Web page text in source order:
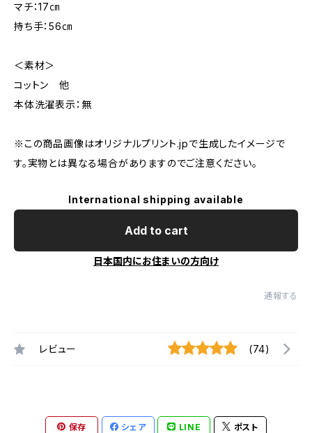
マチ：17㎝
持ち手：56㎝
＜素材＞
コットン 他
本体洗濯表示：無
※この商品画像はオリジナルプリント.jpで生成したイメージで
す。実物とは異なる場合がありますのでご注意ください。
International shipping available
Add to cart
日本国内にお住まいの方向け
通報する
レビュー (74)
保存 シェア LINE ポスト